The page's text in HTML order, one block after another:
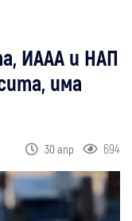
ИААА и НАП
има
30 апр 694